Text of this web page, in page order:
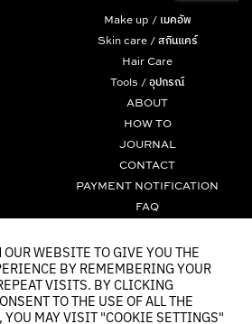
Make up / เมคอัพ
Skin care / สกินแคร์
Hair Care
Tools / อุปกรณ์
ABOUT
HOW TO
JOURNAL
CONTACT
PAYMENT NOTIFICATION
FAQ
PRIVACY POLICY
COOKIES
WEBSITE TO GIVE YOU THE
BY REMEMBERING YOUR
VISITS. BY CLICKING
TO THE USE OF ALL THE
YOU MAY VISIT "COOKIE SETTINGS"